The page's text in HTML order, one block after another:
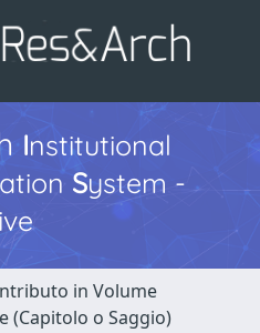
Institutional
System -
ive
in Volume
(Capitolo o Saggio)